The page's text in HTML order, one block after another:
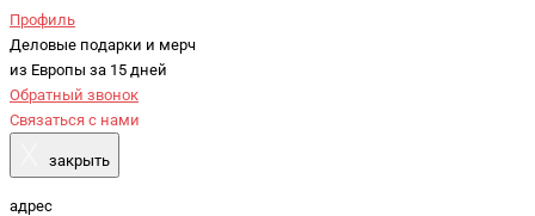
Профиль
Деловые подарки и мерч
из Европы за 15 дней
Обратный звонок
Связаться с нами
закрыть
адрес